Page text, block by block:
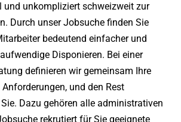
und unkompliziert schweizweit zur
Durch unser Jobsuche finden Sie
bedeutend einfacher und
Disponieren. Bei einer
definieren wir gemeinsam Ihre
und den Rest
Dazu gehören alle administrativen
rekrutiert für Sie geeignete